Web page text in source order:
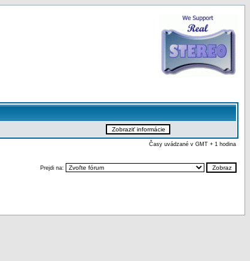
Časy uvádzané v GMT + 1 hodina
Prejdi na: